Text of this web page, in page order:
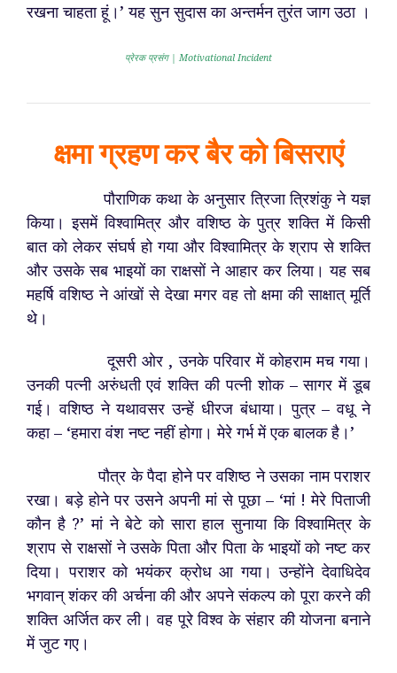
रखना चाहता हूं।’ यह सुन सुदास का अन्तर्मन तुरंत जाग उठा ।
प्रेरक प्रसंग | Motivational Incident
क्षमा ग्रहण कर बैर को बिसराएं
पौराणिक कथा के अनुसार त्रिजा त्रिशंकु ने यज्ञ
किया। इसमें विश्वामित्र और वशिष्ठ के पुत्र शक्ति में किसी
बात को लेकर संघर्ष हो गया और विश्वामित्र के श्राप से शक्ति
और उसके सब भाइयों का राक्षसों ने आहार कर लिया। यह सब
महर्षि वशिष्ठ ने आंखों से देखा मगर वह तो क्षमा की साक्षात् मूर्ति
थे।
दूसरी ओर , उनके परिवार में कोहराम मच गया।
उनकी पत्नी अरुंधती एवं शक्ति की पत्नी शोक – सागर में डूब
गई। वशिष्ठ ने यथावसर उन्हें धीरज बंधाया। पुत्र – वधू ने
कहा – ‘हमारा वंश नष्ट नहीं होगा। मेरे गर्भ में एक बालक है।’
पौत्र के पैदा होने पर वशिष्ठ ने उसका नाम पराशर
रखा। बड़े होने पर उसने अपनी मां से पूछा – ‘मां ! मेरे पिताजी
कौन है ?’ मां ने बेटे को सारा हाल सुनाया कि विश्वामित्र के
श्राप से राक्षसों ने उसके पिता और पिता के भाइयों को नष्ट कर
दिया। पराशर को भयंकर क्रोध आ गया। उन्होंने देवाधिदेव
भगवान् शंकर की अर्चना की और अपने संकल्प को पूरा करने की
शक्ति अर्जित कर ली। वह पूरे विश्व के संहार की योजना बनाने
में जुट गए।